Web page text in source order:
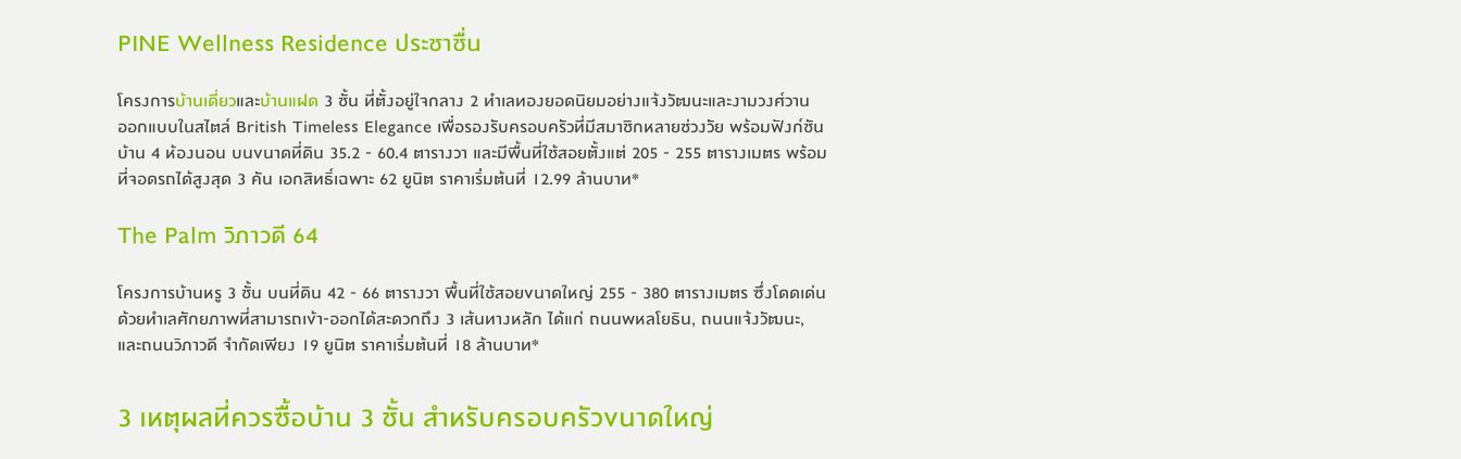
PINE Wellness Residence ประชาชื่น
โครงการบ้านเดี่ยวและบ้านแฝด 3 ชั้น ที่ตั้งอยู่ใจกลาง 2 ทำเลทองยอดนิยมอย่างแจ้งวัฒนะและงามวงศ์วาน
ออกแบบในสไตล์ British Timeless Elegance เพื่อรองรับครอบครัวที่มีสมาชิกหลายช่วงวัย พร้อมฟังก์ชัน
บ้าน 4 ห้องนอน บนขนาดที่ดิน 35.2 - 60.4 ตารางวา และมีพื้นที่ใช้สอยตั้งแต่ 205 - 255 ตารางเมตร พร้อม
ที่จอดรถได้สูงสุด 3 คัน เอกสิทธิ์เฉพาะ 62 ยูนิต ราคาเริ่มต้นที่ 12.99 ล้านบาท*
The Palm วิภาวดี 64
โครงการบ้านหรู 3 ชั้น บนที่ดิน 42 - 66 ตารางวา พื้นที่ใช้สอยขนาดใหญ่ 255 - 380 ตารางเมตร ซึ่งโดดเด่น
ด้วยทำเลศักยภาพที่สามารถเข้า-ออกได้สะดวกถึง 3 เส้นทางหลัก ได้แก่ ถนนพหลโยธิน, ถนนแจ้งวัฒนะ,
และถนนวิภาวดี จำกัดเพียง 19 ยูนิต ราคาเริ่มต้นที่ 18 ล้านบาท*
3 เหตุผลที่ควรซื้อบ้าน 3 ชั้น สำหรับครอบครัวขนาดใหญ่
3 เหตุผลที่ควรซื้อบ้าน 3 ชั้น สำหรับครอบครัวขนาดใหญ่